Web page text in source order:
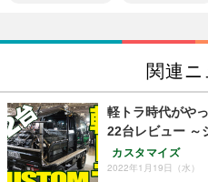
関連ニ
軽トラ時代がや
22台レビュー ～
カスタマイズ
2022年1月19日（水）